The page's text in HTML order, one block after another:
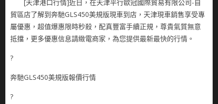
[天津港口行情]近日，在天津平行歐冠國際貿易有限公司-自
貿區店了解到奔馳GLS450美規版現車到店，天津現車銷售享受專
屬優惠，超值爆惠限時秒殺，配真豐富手續正規，尊貴氣質無意
抵擋，更多優惠信息請緻電商家，為您提供最新最快的行情。
?
奔馳GLS450美規版報價行情
?